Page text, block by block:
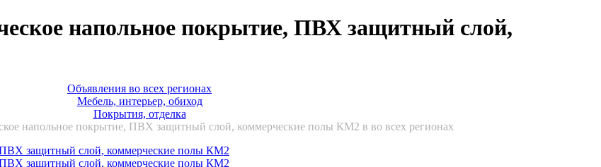
напольное покрытие, ПВХ защитный слой,
Объявления во всех регионах
Мебель, интерьер, обиход
Покрытия, отделка
напольное покрытие, ПВХ защитный слой, коммерческие полы КМ2 в во всех регионах